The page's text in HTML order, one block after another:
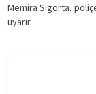
Memira Sigorta,
uyarır.